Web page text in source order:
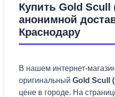
Купить Gold Scull
анонимной
Краснодару
В нашем интернет-
оригинальный Gold Scull
цене в городе. На